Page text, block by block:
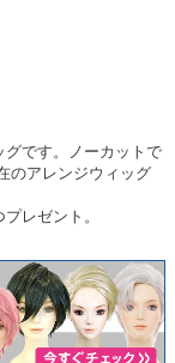
です。ノーカットで
のアレンジウィッグ
レゼント。